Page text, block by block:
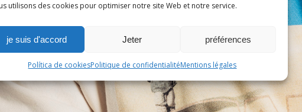
utilisons des cookies pour optimiser notre site Web et notre service.
je suis d'accord Jeter préférences
Política de cookiesPolitique de confidentialitéMentions légales